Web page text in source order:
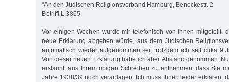
"An den Jüdischen Religionsverband Hamburg, Beneckestr. 2
Betrifft L 3865
Vor einigen Wochen wurde mir telefonisch von Ihnen mitgeteilt,
neue Erklärung abgeben würde, aus dem Jüdischen
automatisch wieder aufgenommen sei, trotzdem ich seit cirka 9
Von dieser neuen Erklärung habe ich aber Abstand genommen.
erstaunt, aus Ihrem obigen Schreiben zu entnehmen, dass Sie
Jahre 1938/39 noch veranlagen. Ich muss Ihnen leider erklären,